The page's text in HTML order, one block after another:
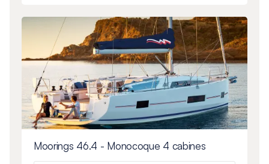
Moorings 46.4 - Monocoque 4 cabines